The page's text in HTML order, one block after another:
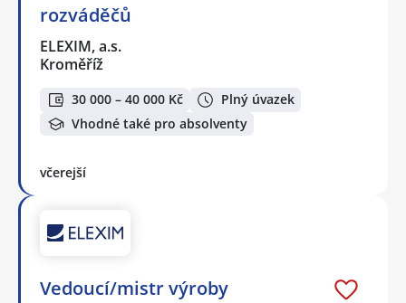
rozváděčů
ELEXIM, a.s.
Kroměříž
30 000 – 40 000 Kč
Plný úvazek
Vhodné také pro absolventy
včerejší
Vedoucí/mistr výroby